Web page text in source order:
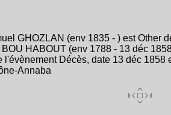
GHOZLAN (env 1835 - ) est Other
HABOUT (env 1788 - 13 déc
l'évènement Décès, date 13 déc 1858
Annaba